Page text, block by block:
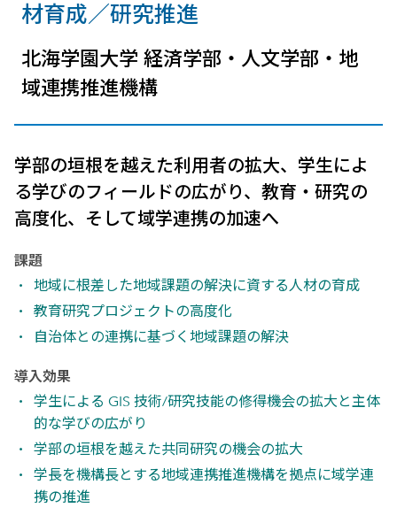
材育成／研究推進
北海学園大学 経済学部・人文学部・地
域連携推進機構
学部の垣根を越えた利用者の拡大、学生によ
る学びのフィールドの広がり、教育・研究の
高度化、そして域学連携の加速へ
課題
地域に根差した地域課題の解決に資する人材の育成
教育研究プロジェクトの高度化
自治体との連携に基づく地域課題の解決
導入効果
学生による GIS 技術/研究技能の修得機会の拡大と主体
的な学びの広がり
学部の垣根を越えた共同研究の機会の拡大
学長を機構長とする地域連携推進機構を拠点に域学連
携の推進